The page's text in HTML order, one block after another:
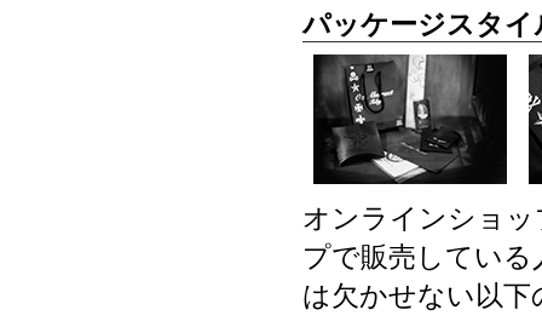
パッケージスタ
オンラインショ
プで販売してい
は欠かせない以